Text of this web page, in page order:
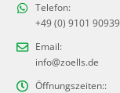
Telefon:
+49 (0) 9101
Email:
info@zoells.de
Öffnungszeiten::